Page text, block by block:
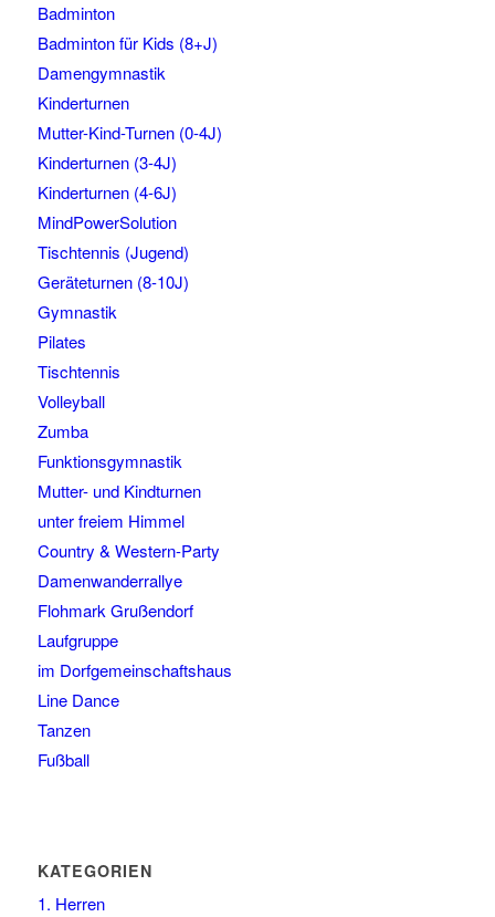
Badminton
Badminton für Kids (8+J)
Damengymnastik
Kinderturnen
Mutter-Kind-Turnen (0-4J)
Kinderturnen (3-4J)
Kinderturnen (4-6J)
MindPowerSolution
Tischtennis (Jugend)
Geräteturnen (8-10J)
Gymnastik
Pilates
Tischtennis
Volleyball
Zumba
Funktionsgymnastik
Mutter- und Kindturnen
unter freiem Himmel
Country & Western-Party
Damenwanderrallye
Flohmark Grußendorf
Laufgruppe
im Dorfgemeinschaftshaus
Line Dance
Tanzen
Fußball
KATEGORIEN
1. Herren